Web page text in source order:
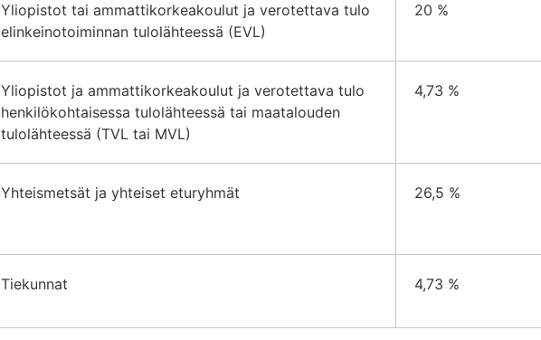
Yliopistot tai ammattikorkeakoulut ja verotettava tulo
elinkeinotoiminnan tulolähteessä (EVL)
20 %
Yliopistot ja ammattikorkeakoulut ja verotettava tulo
henkilökohtaisessa tulolähteessä tai maatalouden
tulolähteessä (TVL tai MVL)
4,73 %
Yhteismetsät ja yhteiset eturyhmät 26,5 %
Tiekunnat 4,73 %